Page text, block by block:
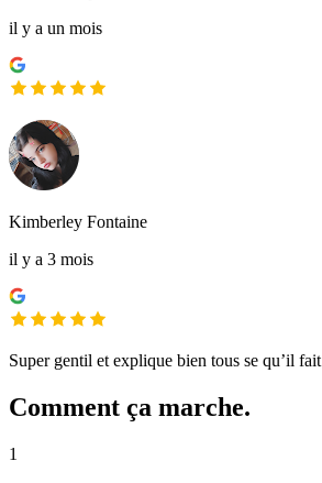
il y a un mois
Kimberley Fontaine
il y a 3 mois
Super gentil et explique bien tous se qu’il fait
Comment ça marche.
1